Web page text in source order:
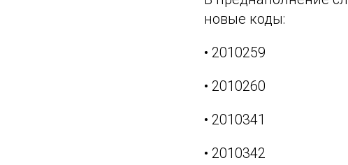
новые коды:
• 2010259
• 2010260
• 2010341
• 2010342